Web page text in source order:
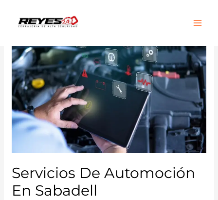
Servicios De Automoción
En Sabadell